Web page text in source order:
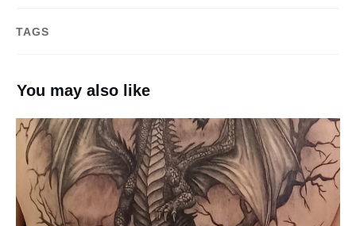
TAGS
You may also like